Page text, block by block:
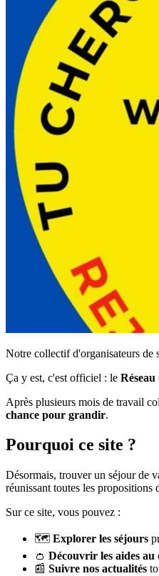
Notre collectif d'organisateurs de
Ça y est, c'est officiel : le
Après plusieurs mois de travail
chance pour grandir.
Pourquoi ce site ?
Désormais, trouver un séjour de
réunissant toutes les propositions
Sur ce site, vous pouvez :
🗺️ Explorer les séjours
👛 Découvrir les aides au
📰 Suivre nos actualités